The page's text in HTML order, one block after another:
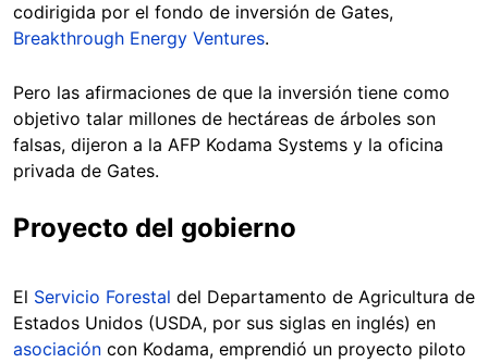
codirigida por el fondo de inversión de Gates,
Breakthrough Energy Ventures.
Pero las afirmaciones de que la inversión tiene como
objetivo talar millones de hectáreas de árboles son
falsas, dijeron a la AFP Kodama Systems y la oficina
privada de Gates.
Proyecto del gobierno
El Servicio Forestal del Departamento de Agricultura de
Estados Unidos (USDA, por sus siglas en inglés) en
asociación con Kodama, emprendió un proyecto piloto